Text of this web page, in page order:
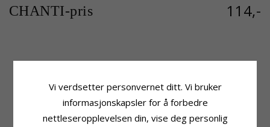
CHANTI-pris 114,-
Anheng
Sølv
Overflate: Blank
Farge:Hvit
Stein:Zirkon
Fatning
Vi verdsetter personvernet ditt. Vi bruker
informasjonskapsler for å forbedre
nettleseropplevelsen din, vise deg personlig